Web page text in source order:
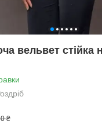
вельвет стійка
₴